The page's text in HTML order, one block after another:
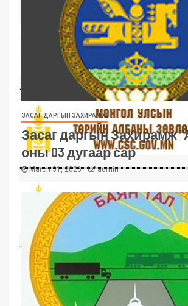
ЗАСАГ ДАРГЫН ЗАХИРАМЖ
Засаг даргын Захирамж
оны 03 дугаар сар
March 31, 2026 admin